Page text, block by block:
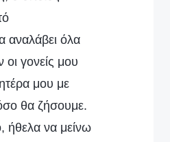
αναλάβει όλα
γονείς μου
μου με
θα ζήσουμε.
ήθελα να μείνω